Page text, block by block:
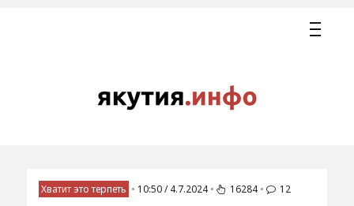
Хватит это терпеть • 10:50 / 4.7.2024 • 16284 • 12